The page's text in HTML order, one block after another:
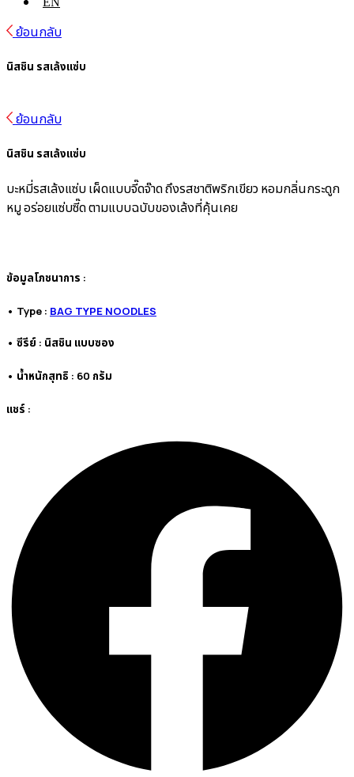
ย้อนกลับ
นิสชิน รสเล้งแซ่บ
ย้อนกลับ
นิสชิน รสเล้งแซ่บ
บะหมี่รสเล้งแซ่บ เผ็ดแบบจี๊ดจ๊าด ถึงรสชาติพริกเขียว หอมกลิ่นกระดูก
หมู อร่อยแซ่บซี๊ด ตามแบบฉบับของเล้งที่คุ้นเคย
ข้อมูลโภชนาการ :
• Type : BAG TYPE NOODLES
• ซีรีย์ : นิสชิน แบบซอง
• น้ำหนักสุทธิ : 60 กรัม
แชร์ :